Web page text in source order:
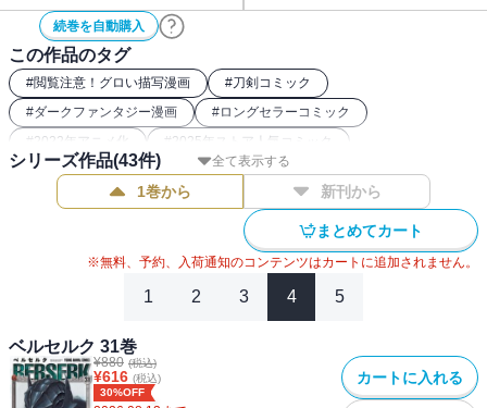
続巻を自動購入
この作品のタグ
#閲覧注意！グロい描写漫画 #刀剣コミック
#ダークファンタジー漫画 #ロングセラーコミック
#2022年アニメ化 #2025年ストア人気コミック
#2016年アニメ化 #バトルコミック #復讐コミック
本格ファンタジー漫画 2017年アニメ化
全て表示する
シリーズ作品(43件)
1巻から 新刊から
まとめてカート
※無料、予約、入荷通知のコンテンツはカートに追加されません。
1 2 3 4 5
ベルセルク 31巻
¥880 (税込)
¥616 (税込)
30%OFF
カートに入れる